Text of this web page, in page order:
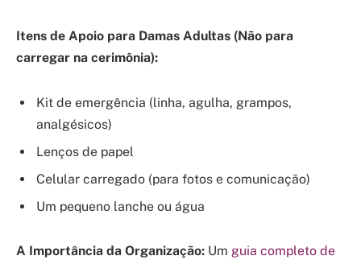
Itens de Apoio para Damas Adultas (Não para
carregar na cerimônia):
Kit de emergência (linha, agulha, grampos,
analgésicos)
Lenços de papel
Celular carregado (para fotos e comunicação)
Um pequeno lanche ou água
A Importância da Organização: Um guia completo de